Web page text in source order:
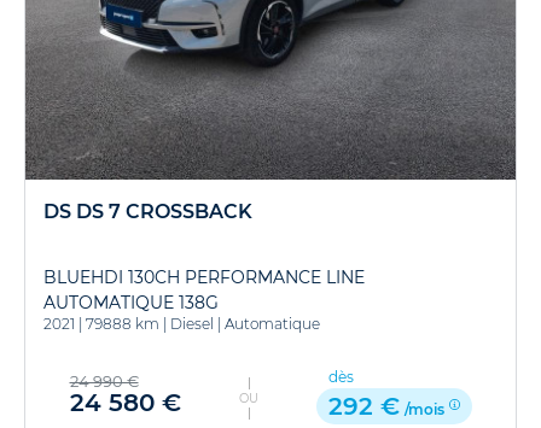
DS DS 7 CROSSBACK
BLUEHDI 130CH PERFORMANCE LINE
AUTOMATIQUE 138G
2021 | 79888 km | Diesel | Automatique
24 990 €
24 580 € OU
dès
292 € /mois